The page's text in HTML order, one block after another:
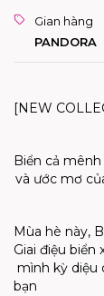
Gian hàng
PANDORA
[NEW
Biển cả mênh
và ước mơ
Mùa hè này,
Giai điệu biển
mình kỳ diệu
bạn